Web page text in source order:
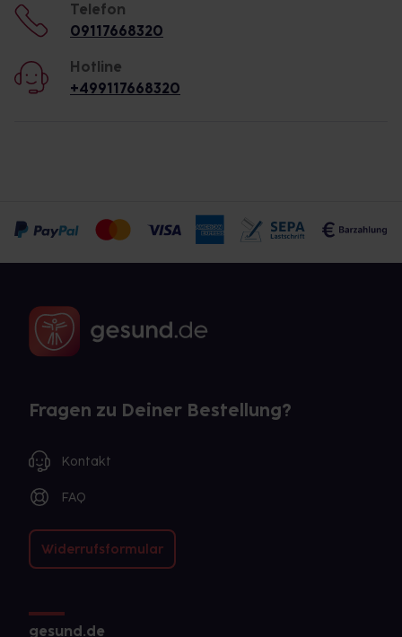
Telefon
09117668320
Hotline
+499117668320
Fragen zu Deiner Bestellung?
Kontakt
FAQ
Widerrufsformular
gesund.de